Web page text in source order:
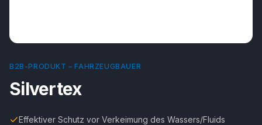
B2B-PRODUKT –FAHRZEUGBAUER
Silvertex
Effektiver Schutz vor Verkeimung des Wassers/Fluids